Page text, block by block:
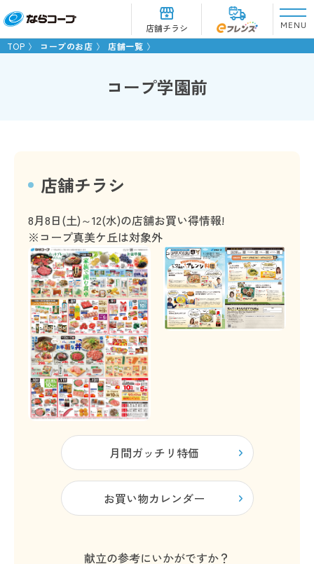
店舗チラシ
MENU
TOP
コープのお店 店舗一覧
コープ学園前
店舗チラシ
8月8日(土)～12(水)の店舗お買い得情報!
※コープ真美ケ丘は対象外
月間ガッチリ特価
お買い物カレンダー
献立の参考にいかがですか？